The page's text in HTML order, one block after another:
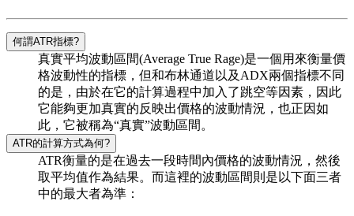
何謂ATR指標?
真實平均波動區間(Average True Rage)是一個用來衡量價
格波動性的指標，但和布林通道以及ADX兩個指標不同
的是，由於在它的計算過程中加入了跳空等因素，因此
它能夠更加真實的反映出價格的波動情況，也正因如
此，它被稱為“真實”波動區間。
ATR的計算方式為何?
ATR衡量的是在過去一段時間內價格的波動情況，然後
取平均值作為結果。而這裡的波動區間則是以下面三者
中的最大者為準：